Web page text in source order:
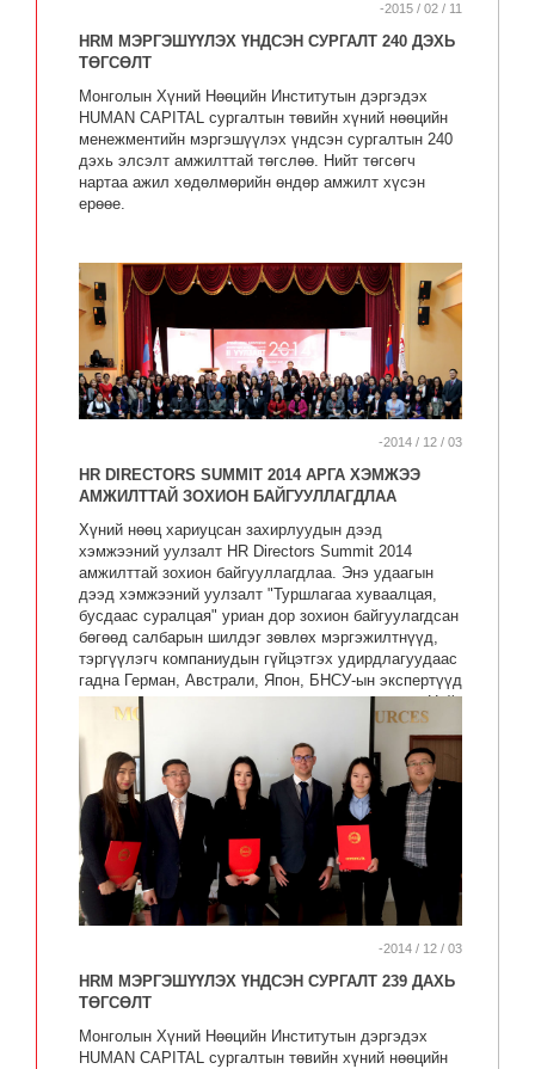
-2015 / 02 / 11
HRM МЭРГЭШҮҮЛЭХ ҮНДСЭН СУРГАЛТ 240 ДЭХЬ
ТӨГСӨЛТ
Монголын Хүний Нөөцийн Институтын дэргэдэх
HUMAN CAPITAL сургалтын төвийн хүний нөөцийн
менежментийн мэргэшүүлэх үндсэн сургалтын 240
дэхь элсэлт амжилттай төгслөө. Нийт төгсөгч
нартаа ажил хөдөлмөрийн өндөр амжилт хүсэн
ерөөе.
-2014 / 12 / 03
HR DIRECTORS SUMMIT 2014 АРГА ХЭМЖЭЭ
АМЖИЛТТАЙ ЗОХИОН БАЙГУУЛЛАГДЛАА
Хүний нөөц хариуцсан захирлуудын дээд
хэмжээний уулзалт HR Directors Summit 2014
амжилттай зохион байгууллагдлаа. Энэ удаагын
дээд хэмжээний уулзалт "Туршлагаа хуваалцая,
бусдаас суралцая" уриан дор зохион байгуулагдсан
бөгөөд салбарын шилдэг зөвлөх мэргэжилтнүүд,
тэргүүлэгч компаниудын гүйцэтгэх удирдлагуудаас
гадна Герман, Австрали, Япон, БНСУ-ын экспертүүд
оролцож илтгэл тавьж хэлэлцүүлгэ өрнүүллээ.Нийт
илтгэгчдийн дийлэнх олонх нь гадаад зөвлөхүүд
байсан нь олон улсын арга хэмжээ гэж нэрлэхэд
буруудахааргүй байлаа. Арга хэмжээнд оролцогч
хүний нөөц хариуцсан захиралууд арга хэмжээнд
сэтгэл хангалуун байгаагаа илэрхийлж, өмнөх
жилээс илүү дэвшилттэй, өндөр ач холбогдол
бүхий сэдвүүд хэлэлцэгдсэн ажил хэрэгч чуулга
уулзалт болж байгааг тодотгож байлаа.
-2014 / 12 / 03
HRM МЭРГЭШҮҮЛЭХ ҮНДСЭН СУРГАЛТ 239 ДАХЬ
ТӨГСӨЛТ
Монголын Хүний Нөөцийн Институтын дэргэдэх
HUMAN CAPITAL сургалтын төвийн хүний нөөцийн